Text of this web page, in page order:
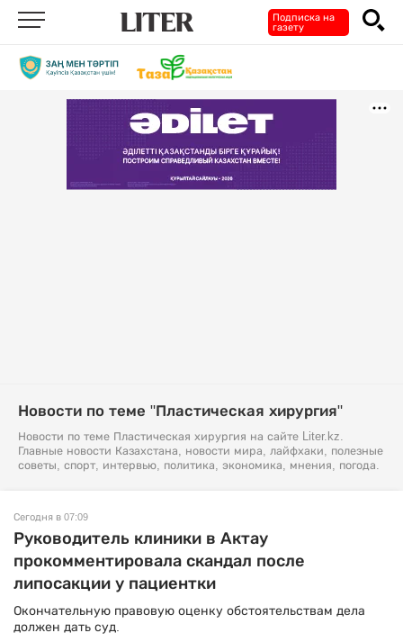
Подписка на
газету
Новости по теме "Пластическая хирургия"
Новости по теме Пластическая хирургия на сайте Liter.kz.
Главные новости Казахстана, новости мира, лайфхаки, полезные
советы, спорт, интервью, политика, экономика, мнения, погода.
Сегодня в 07:09
Руководитель клиники в Актау
прокомментировала скандал после
липосакции у пациентки
Окончательную правовую оценку обстоятельствам дела
должен дать суд.